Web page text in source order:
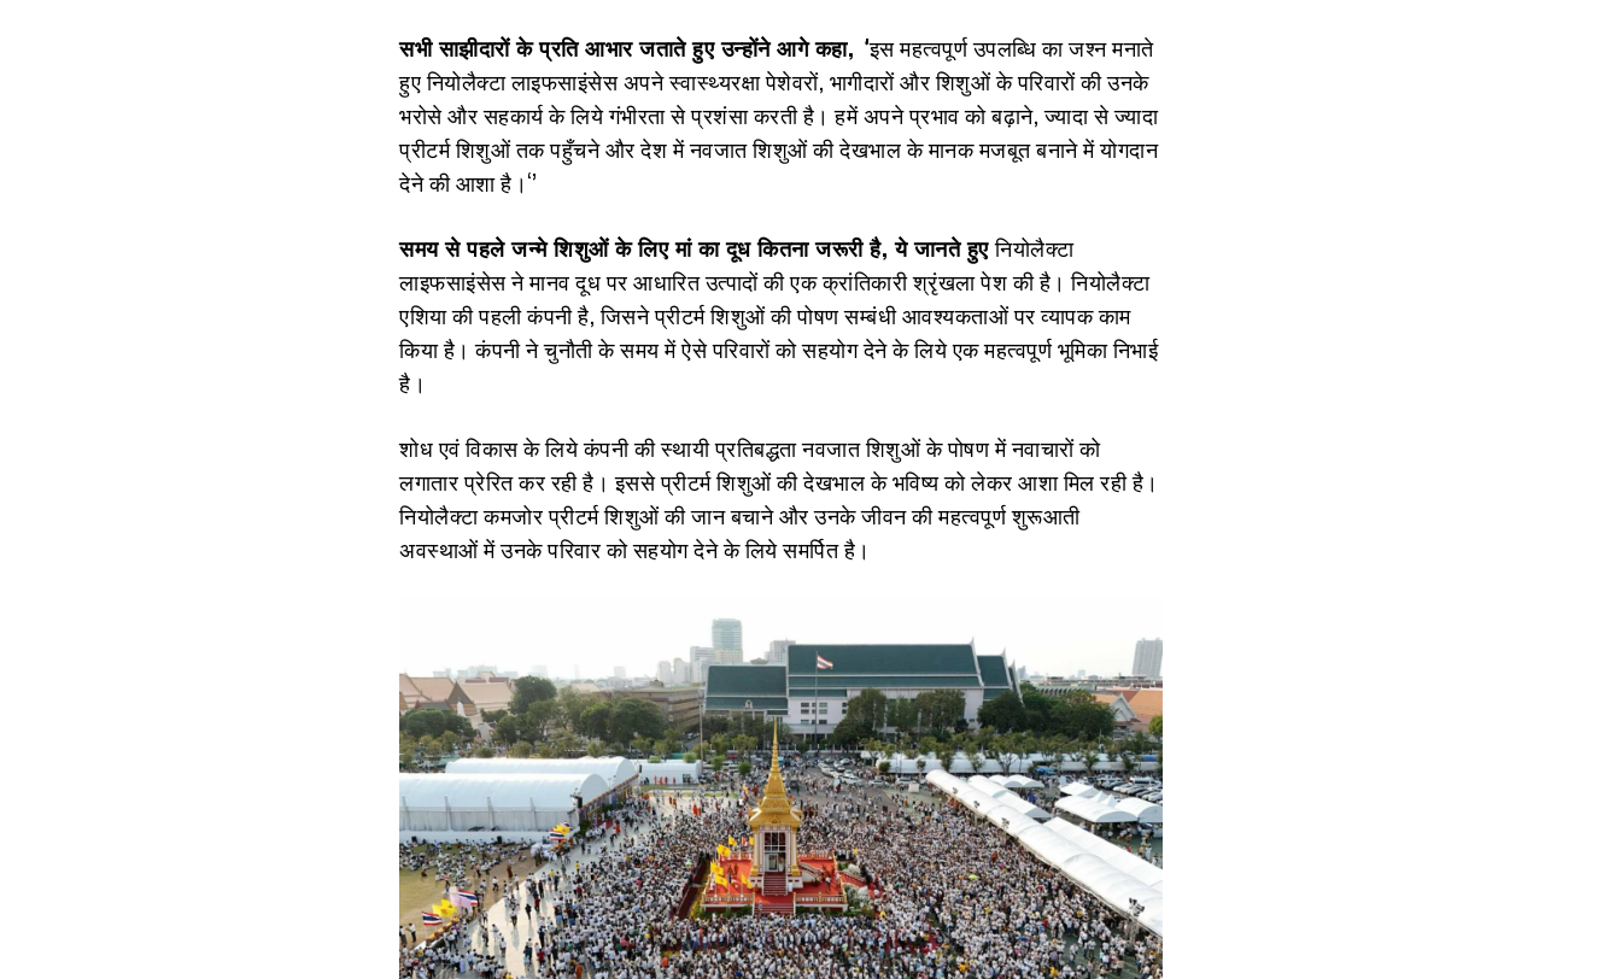
सभी साझीदारों के प्र‍ति आभार जताते हुए उन्‍होंने आगे कहा, ‘’इस महत्‍वपूर्ण उपलब्धि का जश्‍न मनाते
हुए नियोलैक्‍टा लाइफसाइंसेस अपने स्‍वास्‍थ्‍यरक्षा पेशेवरों, भागीदारों और शिशुओं के परिवारों की उनके
भरोसे और सहकार्य के लिये गंभीरता से प्रशंसा करती है। हमें अपने प्रभाव को बढ़ाने, ज्‍यादा से ज्‍यादा
प्रीटर्म शिशुओं तक पहुँचने और देश में नवजात शिशुओं की देखभाल के मानक मजबूत बनाने में योगदान
देने की आशा है।‘’
समय से पहले जन्मे शिशुओं के लिए मां का दूध कितना जरूरी है, ये जानते हुएनियोलैक्‍टा
लाइफसाइंसेस ने मानव दूध पर आधारित उत्‍पादों की एक क्रांतिकारी श्रृंखला पेश की है। नियोलैक्‍टा
एशिया की पहली कंपनी है, जिसने प्रीटर्म शिशुओं की पोषण सम्‍बंधी आवश्‍यकताओं पर व्‍यापक काम
किया है। कंपनी ने चुनौती के समय में ऐसे परिवारों को सहयोग देने के लिये एक महत्‍वपूर्ण भूमिका निभाई
है।
शोध एवं विकास के लिये कंपनी की स्‍थायी प्रतिबद्धता नवजात शिशुओं के पोषण में नवाचारों को
लगातार प्रेरित कर रही है। इससे प्रीटर्म शिशुओं की देखभाल के भविष्‍य को लेकर आशा मिल रही है।
नियोलैक्‍टा कमजोर प्रीटर्म शिशुओं की जान बचाने और उनके जीवन की महत्‍वपूर्ण शुरूआती
अवस्‍थाओं में उनके परिवार को सहयोग देने के लिये समर्पित है।